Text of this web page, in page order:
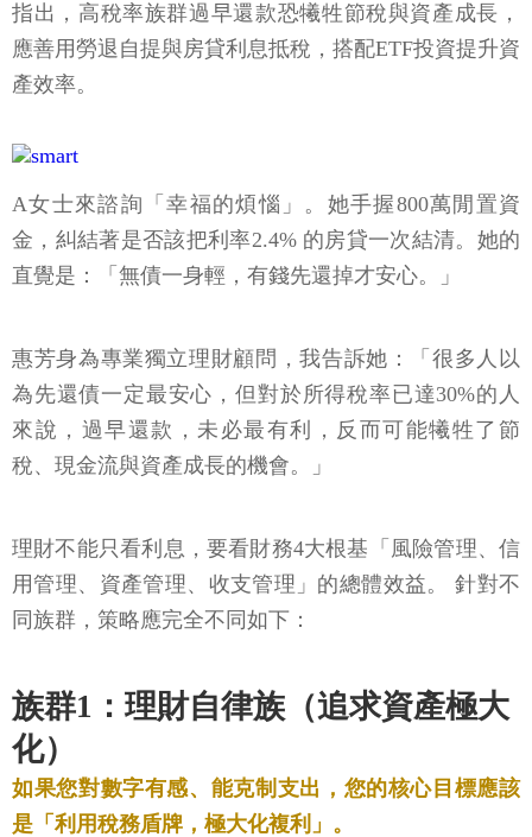
指出，高稅率族群過早還款恐犧牲節稅與資產成長，
應善用勞退自提與房貸利息抵稅，搭配ETF投資提升資
產效率。
A女士來諮詢「幸福的煩惱」。她手握800萬閒置資
金，糾結著是否該把利率2.4% 的房貸一次結清。她的
直覺是：「無債一身輕，有錢先還掉才安心。」
惠芳身為專業獨立理財顧問，我告訴她：「很多人以
為先還債一定最安心，但對於所得稅率已達30%的人
來說，過早還款，未必最有利，反而可能犧牲了節
稅、現金流與資產成長的機會。」
理財不能只看利息，要看財務4大根基「風險管理、信
用管理、資產管理、收支管理」的總體效益。 針對不
同族群，策略應完全不同如下：
族群1：理財自律族（追求資產極大
化）
如果您對數字有感、能克制支出，您的核心目標應該
是「利用稅務盾牌，極大化複利」。